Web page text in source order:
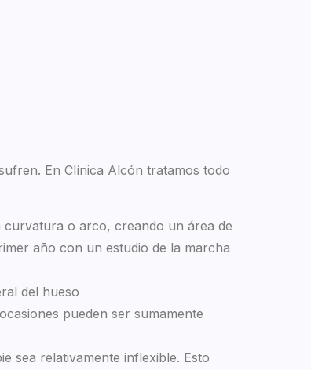
En Clínica Alcón tratamos todo
curvatura o arco, creando un área de
año con un estudio de la marcha
del hueso
pueden ser sumamente
sea relativamente inflexible. Esto